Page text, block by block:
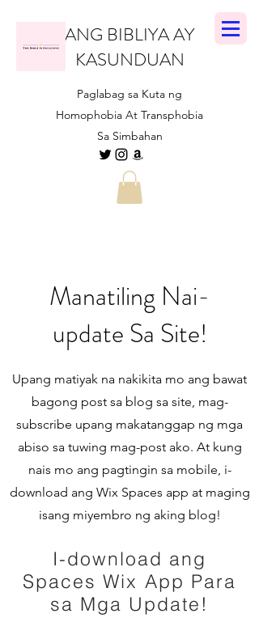
ANG BIBLIYA AY
KASUNDUAN
Paglabag sa Kuta ng
Homophobia At Transphobia
Sa Simbahan
Manatiling Nai-
update Sa Site!
Upang matiyak na nakikita mo ang bawat
bagong post sa blog sa site, mag-
subscribe upang makatanggap ng mga
abiso sa tuwing mag-post ako. At kung
nais mo ang pagtingin sa mobile, i-
download ang Wix Spaces app at maging
isang miyembro ng aking blog!
I-download ang
Spaces Wix App Para
sa Mga Update!